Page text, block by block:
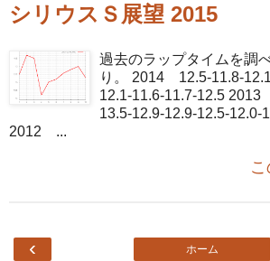
シリウスＳ展望 2015
過去のラップタイムを調
り。 2014 12.5-11.8-
12.1-11.6-11.7-12.5
13.5-12.9-12.9-12.5-12.0-
2012 ...
‹ ホーム